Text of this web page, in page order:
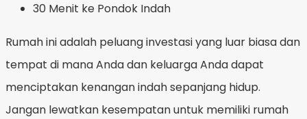
30 Menit ke Pondok Indah
Rumah ini adalah peluang investasi yang luar biasa dan
tempat di mana Anda dan keluarga Anda dapat
menciptakan kenangan indah sepanjang hidup.
Jangan lewatkan kesempatan untuk memiliki rumah